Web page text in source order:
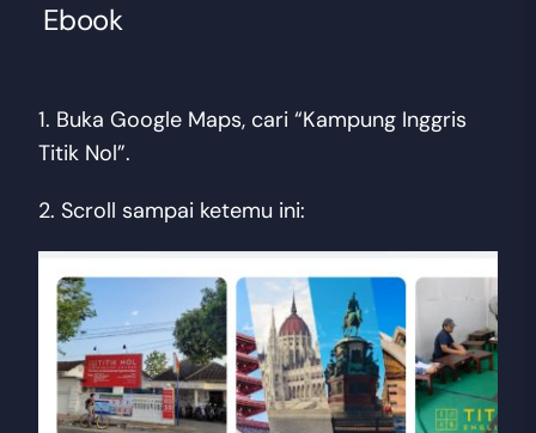
Ebook
1. Buka Google Maps, cari “Kampung Inggris
Titik Nol”.
2. Scroll sampai ketemu ini: